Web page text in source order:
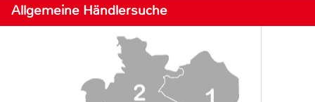
Allgemeine Händlersuche